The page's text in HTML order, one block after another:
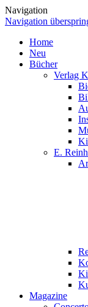
Navigation
Navigation
Home
Neu
Bücher
Verlag
E.
Magazine